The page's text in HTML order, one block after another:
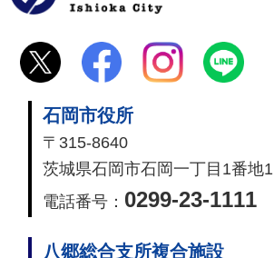
石岡市役所
〒315-8640
茨城県石岡市石岡一丁目1番地1
電話番号： 0299-23-1111
八郷総合支所複合施設